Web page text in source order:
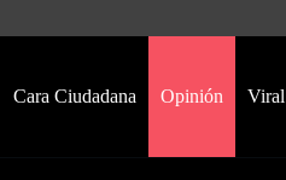
Cara Ciudadana Opinión Viral